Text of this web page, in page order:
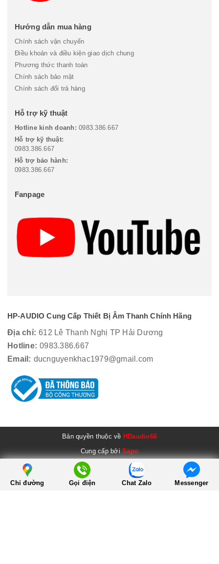
Hướng dẫn mua hàng
Chính sách vận chuyển
Điều khoản và điều kiện giao dịch chung
Phương thức thanh toán
Chính sách bảo mật
Chính sách đổi trả hàng
Hỗ trợ kỹ thuật
Hotline kinh doanh: 0983.386.667
Hỗ trợ kỹ thuật:
0983.386.667
Hỗ trợ bảo hành:
0983.386.667
Fanpage
HP-AUDIO Cung Cấp Thiết Bị Âm Thanh Chính Hãng
Địa chỉ: 612 Lê Thanh Nghị TP Hải Dương
Hotline: 0983.386.667
Email: ducnguyenkhac1979@gmail.com
Bản quyền thuộc về HDaudio66
Cung cấp bởiSapo
Chỉ đường Gọi điện Chat Zalo Messenger